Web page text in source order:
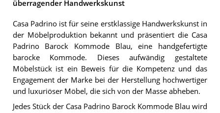
überragender Handwerkskunst
Casa Padrino ist für seine erstklassige Handwerkskunst in
der Möbelproduktion bekannt und präsentiert die Casa
Padrino Barock Kommode Blau, eine handgefertigte
barocke Kommode. Dieses aufwändig gestaltete
Möbelstück ist ein Beweis für die Kompetenz und das
Engagement der Marke bei der Herstellung hochwertiger
und luxuriöser Möbel, die sich von der Masse abheben.
Jedes Stück der Casa Padrino Barock Kommode Blau wird